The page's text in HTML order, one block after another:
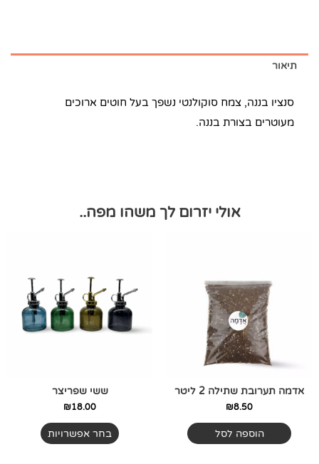
תיאור
סנציו בננה, צמח סוקולנטי נשפך בעל חוטים ארוכים
מעוטרים בצורת בננה.
אולי יזרום לך משהו מפה..
אדמה תערובת שתילה 2 ליטר
₪8.50
הוספה לסל
ששי שפריצר
₪18.00
בחר אפשרויות
מספר
סוגים.
ניתן
לבחור
המוצר